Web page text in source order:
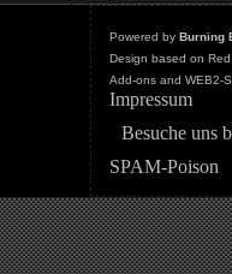
Powered by Burning
Design based on
Add-ons and WEB2-
Impressum
Besuche uns
SPAM-Poison